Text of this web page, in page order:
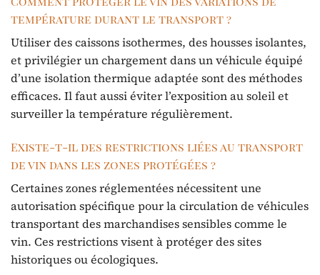
température durant le transport ?
Utiliser des caissons isothermes, des housses isolantes,
et privilégier un chargement dans un véhicule équipé
d’une isolation thermique adaptée sont des méthodes
efficaces. Il faut aussi éviter l’exposition au soleil et
surveiller la température régulièrement.
Existe-t-il des restrictions liées au transport
de vin dans les zones protégées ?
Certaines zones réglementées nécessitent une
autorisation spécifique pour la circulation de véhicules
transportant des marchandises sensibles comme le
vin. Ces restrictions visent à protéger des sites
historiques ou écologiques.